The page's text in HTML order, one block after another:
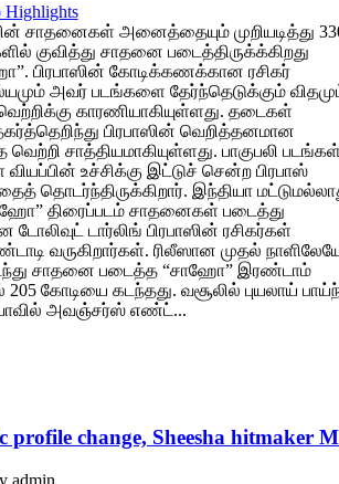
Highlights
சாதனைகள் அனைத்தையும் முறியடித்து
குவித்து சாதனை படைத்திருக்க்கிறது
பிரபாஸின் கோடிக்கணக்கான ரசிகர்
அவர் படங்களை தேர்ந்தெடுக்கும்
காரணியாகியுள்ளது. தடைகள்
பிரபாஸின் வெறித்தனமான
சாத்தியமாகியுள்ளது. பாகுபலி
உச்சிக்கு இட்டுச் சென்ற பிரபாஸ்
தொடர்ந்திருக்கிறார். இந்தியா
திரைப்படம் சாதனைகள் படைத்து
டோலிவுட் டார்லிங் பிரபாஸின் ரசிகர்கள்
வருகிறார்கள். ரிலீஸான முதல்
சாதனை படைத்த “சாஹோ” இரண்டாம்
205 கோடியை கடந்தது. வசூலில் புயலாய்
அவஞ்சர்ஸ் எண்ட்...
profile change, Sheesha hitmaker
admin